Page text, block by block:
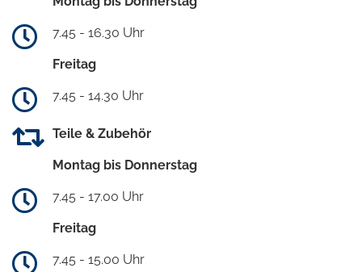
7.45 - 16.30 Uhr
Freitag
7.45 - 14.30 Uhr
Teile & Zubehör
Montag bis Donnerstag
7.45 - 17.00 Uhr
Freitag
7.45 - 15.00 Uhr